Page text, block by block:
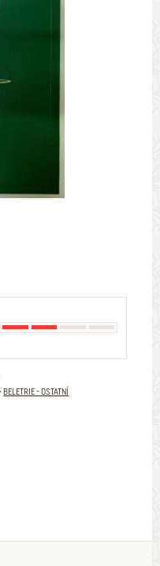
BELETRIE - OSTATNÍ